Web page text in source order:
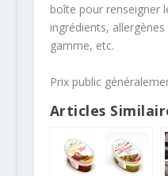
boîte pour renseigner
ingrédients,
gamme, etc.
Prix public
Articles